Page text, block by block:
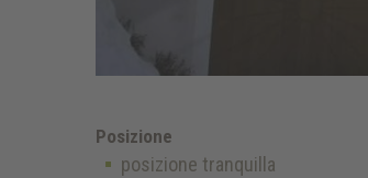
Posizione
posizione tranquilla